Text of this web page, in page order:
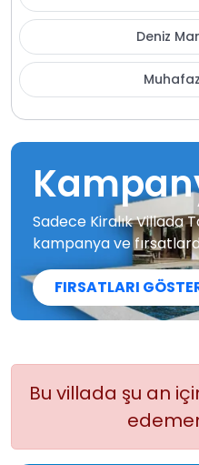
Deniz
Sadece Kiralık Villada
kampanya ve
FIRSATLARI
Bu villada şu an